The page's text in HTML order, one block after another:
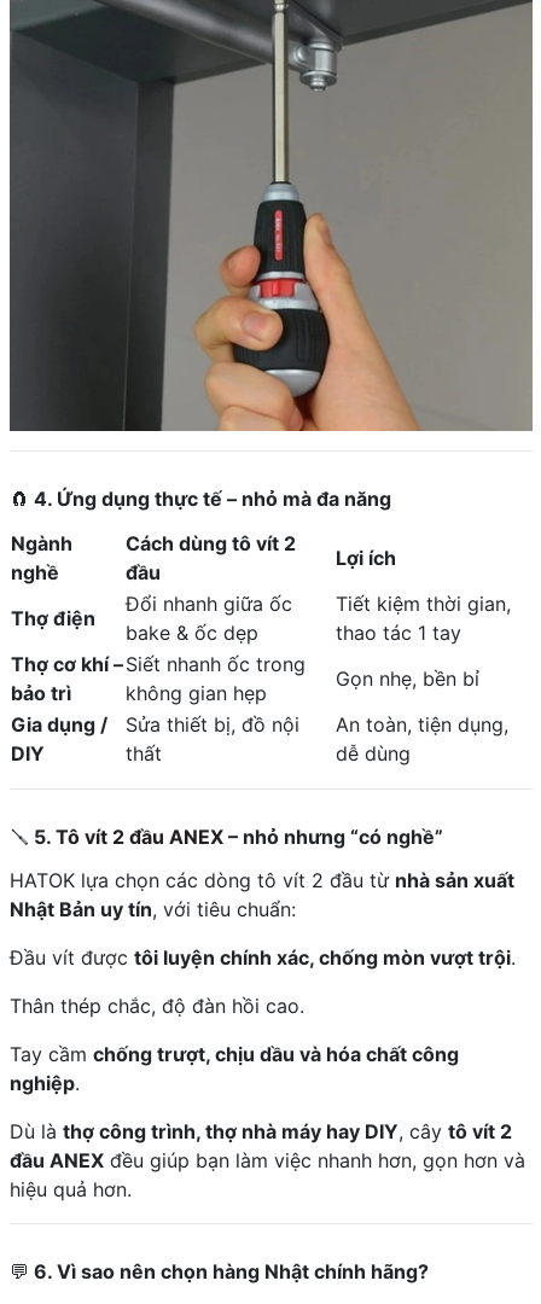
🧲 4. Ứng dụng thực tế – nhỏ mà đa năng
Ngành
nghề
Cách dùng tô vít 2
đầu
Lợi ích
Thợ điện
Đổi nhanh giữa ốc
bake & ốc dẹp
Tiết kiệm thời gian,
thao tác 1 tay
Thợ cơ khí –
bảo trì
Siết nhanh ốc trong
không gian hẹp
Gọn nhẹ, bền bỉ
Gia dụng /
DIY
Sửa thiết bị, đồ nội
thất
An toàn, tiện dụng,
dễ dùng
🪛 5.Tô vít 2 đầu ANEX– nhỏ nhưng “có nghề”
HATOK lựa chọn các dòng tô vít 2 đầu từ nhà sản xuất
Nhật Bản uy tín, với tiêu chuẩn:
Đầu vít được tôi luyện chính xác, chống mòn vượt trội.
Thân thép chắc, độ đàn hồi cao.
Tay cầm chống trượt, chịu dầu và hóa chất công
nghiệp.
Dù là thợ công trình, thợ nhà máy hay DIY, cây tô vít 2
đầu ANEXđều giúp bạn làm việc nhanh hơn, gọn hơn và
hiệu quả hơn.
💬 6. Vì sao nên chọn hàng Nhật chính hãng?